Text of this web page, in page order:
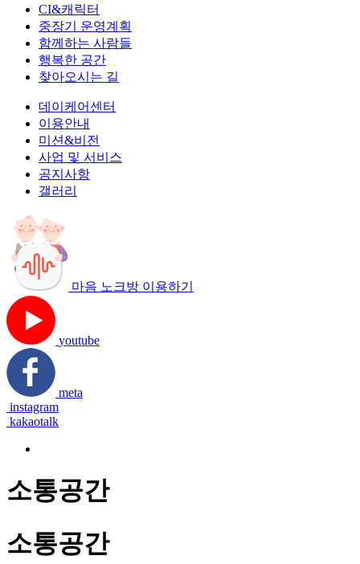
CI&캐릭터
중장기 운영계획
함께하는 사람들
행복한 공간
찾아오시는 길
데이케어센터
이용안내
미션&비전
사업 및 서비스
공지사항
갤러리
마음 노크방 이용하기
youtube
meta
instagram
kakaotalk
소통공간
소통공간